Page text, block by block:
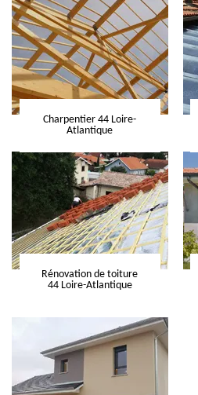
Charpentier 44 Loire-
Atlantique
Rénovation de toiture
44 Loire-Atlantique